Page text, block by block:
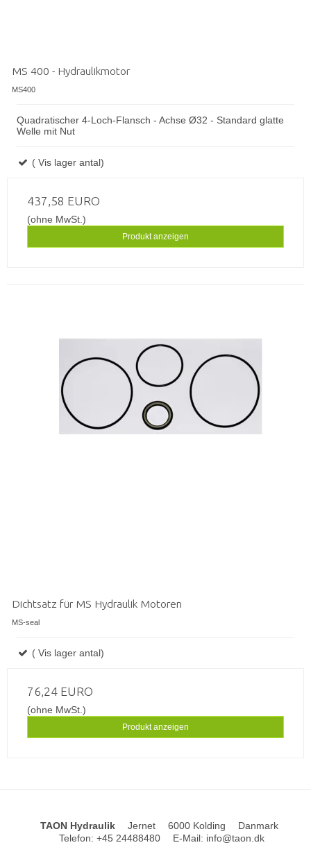
MS 400 - Hydraulikmotor
MS400
Quadratischer 4-Loch-Flansch - Achse Ø32 - Standard glatte
Welle mit Nut
( Vis lager antal)
437,58 EURO
(ohne MwSt.)
Produkt anzeigen
Dichtsatz für MS Hydraulik Motoren
MS-seal
( Vis lager antal)
76,24 EURO
(ohne MwSt.)
Produkt anzeigen
TAON Hydraulik Jernet 6000 Kolding
Danmark
Telefon: +45 24488480 E-Mail: info@taon.dk